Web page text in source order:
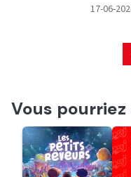
17-06-
Vous pourriez